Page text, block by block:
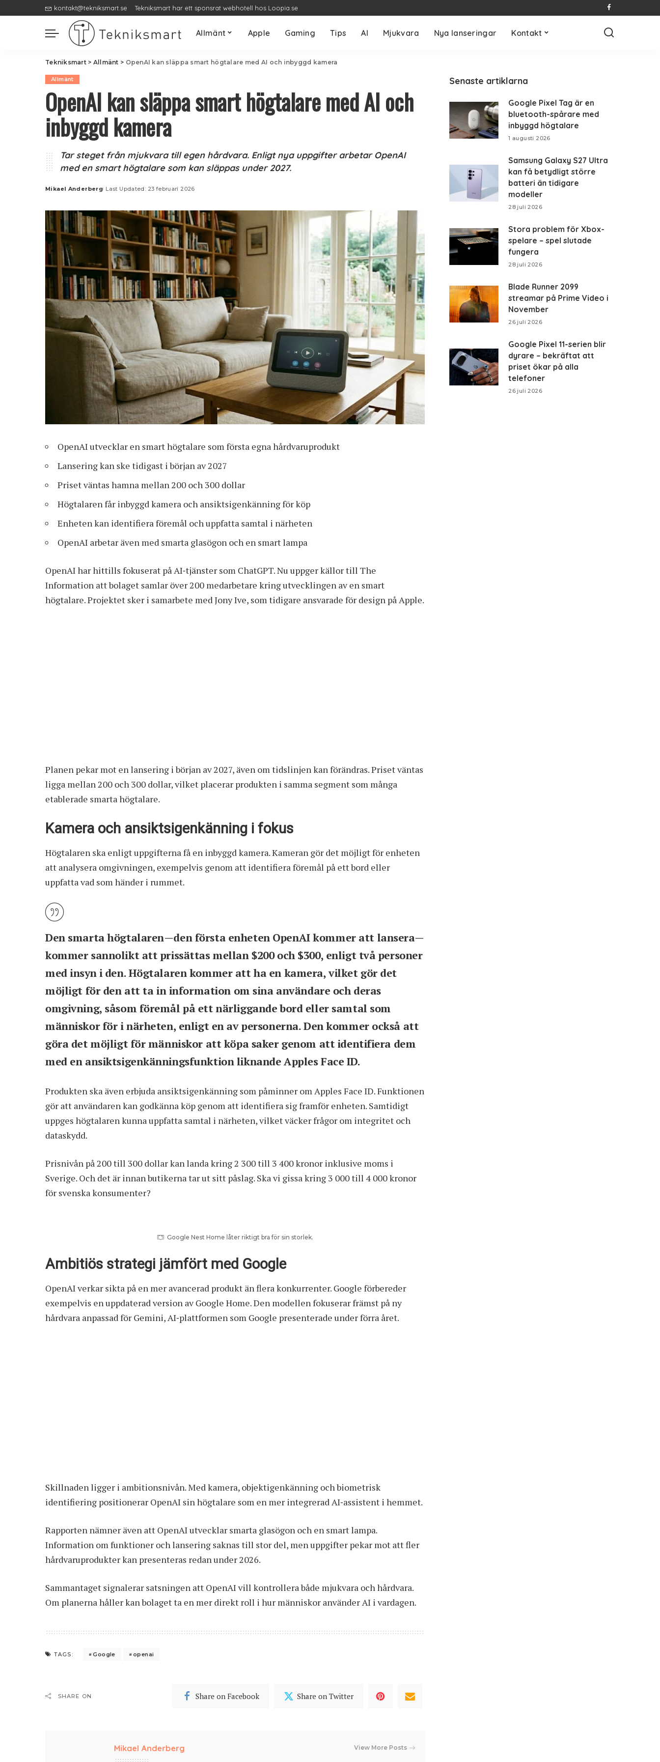
kontakt@tekniksmart.se Tekniksmart har ett sponsrat webhotell hos Loopia.se
Allmänt Apple Gaming Tips AI Mjukvara Nya lanseringar Kontakt
Tekniksmart> Allmänt > OpenAI kan släppa smart högtalare med AI och inbyggd kamera
Allmänt
OpenAI kan släppa smart högtalare med AI och
inbyggd kamera
Tar steget från mjukvara till egen hårdvara. Enligt nya uppgifter arbetar OpenAI
med en smart högtalare som kan släppas under 2027.
Posted
Mikael Anderberg Last Updated: 23 februari 2026
OpenAI utvecklar en smart högtalare som första egna hårdvaruprodukt
Lansering kan ske tidigast i början av 2027
Priset väntas hamna mellan 200 och 300 dollar
Högtalaren får inbyggd kamera och ansiktsigenkänning för köp
Enheten kan identifiera föremål och uppfatta samtal i närheten
OpenAI arbetar även med smarta glasögon och en smart lampa
OpenAI har hittills fokuserat på AI‑tjänster som ChatGPT. Nu uppger källor till The
Information att bolaget samlar över 200 medarbetare kring utvecklingen av en smart
högtalare. Projektet sker i samarbete med Jony Ive, som tidigare ansvarade för design på Apple.
Planen pekar mot en lansering i början av 2027, även om tidslinjen kan förändras. Priset väntas
ligga mellan 200 och 300 dollar, vilket placerar produkten i samma segment som många
etablerade smarta högtalare.
Kamera och ansiktsigenkänning i fokus
Högtalaren ska enligt uppgifterna få en inbyggd kamera. Kameran gör det möjligt för enheten
att analysera omgivningen, exempelvis genom att identifiera föremål på ett bord eller
uppfatta vad som händer i rummet.
Den smarta högtalaren—den första enheten OpenAI kommer att lansera—
kommer sannolikt att prissättas mellan $200 och $300, enligt två personer
med insyn i den. Högtalaren kommer att ha en kamera, vilket gör det
möjligt för den att ta in information om sina användare och deras
omgivning, såsom föremål på ett närliggande bord eller samtal som
människor för i närheten, enligt en av personerna. Den kommer också att
göra det möjligt för människor att köpa saker genom att identifiera dem
med en ansiktsigenkänningsfunktion liknande Apples Face ID.
Produkten ska även erbjuda ansiktsigenkänning som påminner om Apples Face ID. Funktionen
gör att användaren kan godkänna köp genom att identifiera sig framför enheten. Samtidigt
uppges högtalaren kunna uppfatta samtal i närheten, vilket väcker frågor om integritet och
dataskydd.
Prisnivån på 200 till 300 dollar kan landa kring 2 300 till 3 400 kronor inklusive moms i
Sverige. Och det är innan butikerna tar ut sitt påslag. Ska vi gissa kring 3 000 till 4 000 kronor
för svenska konsumenter?
Google Nest Home låter riktigt bra för sin storlek.
Ambitiös strategi jämfört med Google
OpenAI verkar sikta på en mer avancerad produkt än flera konkurrenter. Google förbereder
exempelvis en uppdaterad version avGoogle Home. Den modellen fokuserar främst på ny
hårdvara anpassad för Gemini, AI‑plattformen som Google presenterade under förra året.
Skillnaden ligger i ambitionsnivån. Med kamera, objektigenkänning och biometrisk
identifiering positionerar OpenAI sin högtalare som en mer integrerad AI‑assistent i hemmet.
Rapporten nämner även att OpenAI utvecklar smarta glasögon och en smart lampa.
Information om funktioner och lansering saknas till stor del, men uppgifter pekar mot att fler
hårdvaruprodukter kan presenteras redan under 2026.
Sammantaget signalerar satsningen att OpenAI vill kontrollera både mjukvara och hårdvara.
Om planerna håller kan bolaget ta en mer direkt roll i hur människor använder AI i vardagen.
TAGS: Google openai
SHARE ON Share on Facebook Share on Twitter
Mikael Anderberg View More Posts
Senaste artiklarna
Google Pixel Tag är en
bluetooth-spårare med
inbyggd högtalare
1 augusti 2026
Samsung Galaxy S27 Ultra
kan få betydligt större
batteri än tidigare
modeller
28 juli 2026
Stora problem för Xbox-
spelare – spel slutade
fungera
28 juli 2026
Blade Runner 2099
streamar på Prime Video i
November
26 juli 2026
Google Pixel 11-serien blir
dyrare – bekräftat att
priset ökar på alla
telefoner
26 juli 2026